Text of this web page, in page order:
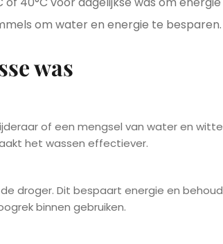
om water en energie te besparen.
was
of een mengsel van water en witte
het wassen effectiever.
droger. Dit bespaart energie en
binnen gebruiken.